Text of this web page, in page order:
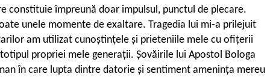
constituie împreună doar impulsul, punctul de plecare.
unele momente de exaltare. Tragedia lui mi-a prilejuit
am utilizat cunoștințele și prieteniile mele cu ofițerii
propriei mele generații. Șovăirile lui Apostol Bologa
în care lupta dintre datorie și sentiment amenința mereu